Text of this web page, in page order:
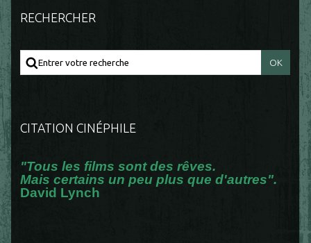
RECHERCHER
CITATION CINÉPHILE
"Tous les films sont des rêves.
Mais certains un peu plus que d'autres".
David Lynch